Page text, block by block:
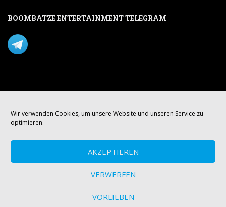
Wir verwenden Cookies, um unsere Website und unseren Service zu
optimieren.
AKZEPTIEREN
VERWERFEN
VORLIEBEN
BOOMBATZE ENTERTAINMENT TELEGRAM